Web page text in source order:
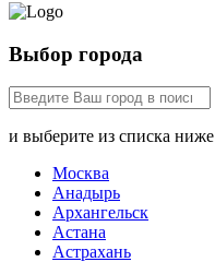
Выбор города
и выберите из списка ниже
Москва
Анадырь
Архангельск
Астана
Астрахань